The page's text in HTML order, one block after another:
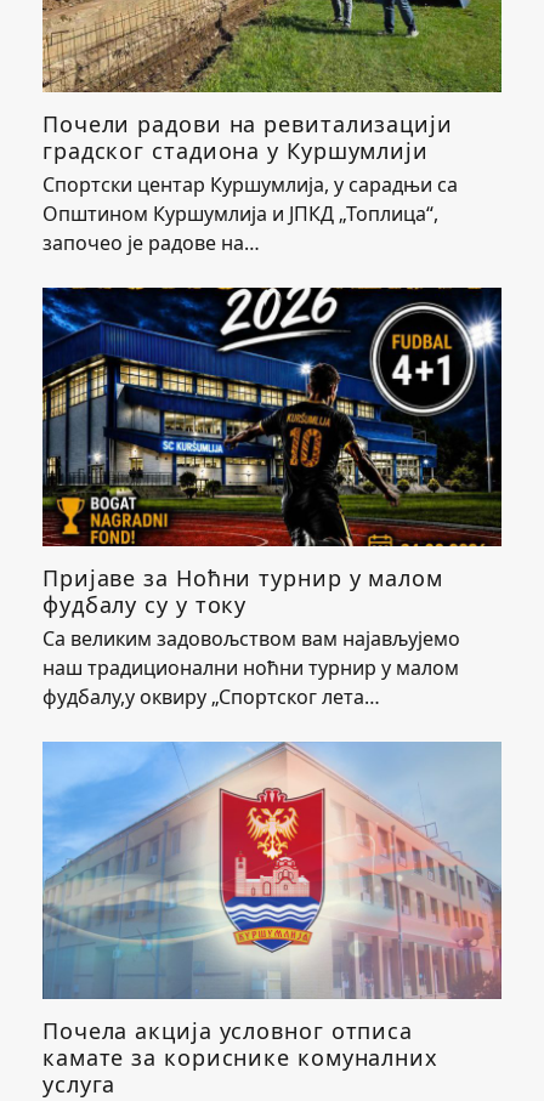
Почели радови на ревитализацији
градског стадиона у Куршумлији
Спортски центар Куршумлија, у сарадњи са
Општином Куршумлија и ЈПКД „Топлица“,
започео је радове на…
Пријаве за Ноћни турнир у малом
фудбалу су у току
Са великим задовољством вам најављујемо
наш традиционални ноћни турнир у малом
фудбалу,у оквиру „Спортског лета…
Почела акција условног отписа
камате за кориснике комуналних
услуга